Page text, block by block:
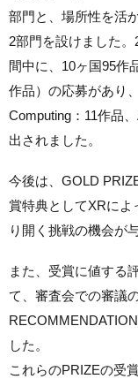
部門と、場所性を活
2部門を設けました
間中に、10ヶ国95作
作品）の応募があり
Computing：11作品
出されました。
今後は、GOLD
賞特典としてXRに
り開く挑戦の機会が
また、受賞に値する
て、審査会での審議
した。
これらのPRIZEの受